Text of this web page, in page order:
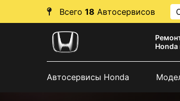
Всего 18 Автосервисов
Автосервисы Honda